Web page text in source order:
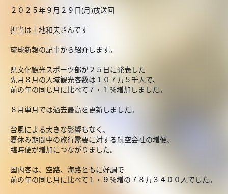
２０２５年９月２９日(月)放送回
担当は上地和夫さんです
琉球新報の記事から紹介します。
県文化観光スポーツ部が２５日に発表した
先月８月の入域観光客数は１０７万５千人で、
前の年の同じ月に比べて７・１％増加しました。
８月単月では過去最高を更新しました。
台風による大きな影響もなく、
夏休み期間中の旅行需要に対する航空会社の増便、
臨時便が増加につながりました。
国内客は、空路、海路ともに好調で
前の年の同じ月に比べて１・９％増の７８万３４００人でした。